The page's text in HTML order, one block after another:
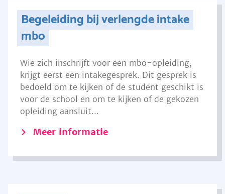
Begeleiding bij verlengde intake
mbo
Wie zich inschrijft voor een mbo-opleiding,
krijgt eerst een intakegesprek. Dit gesprek is
bedoeld om te kijken of de student geschikt is
voor de school en om te kijken of de gekozen
opleiding aansluit...
Meer informatie